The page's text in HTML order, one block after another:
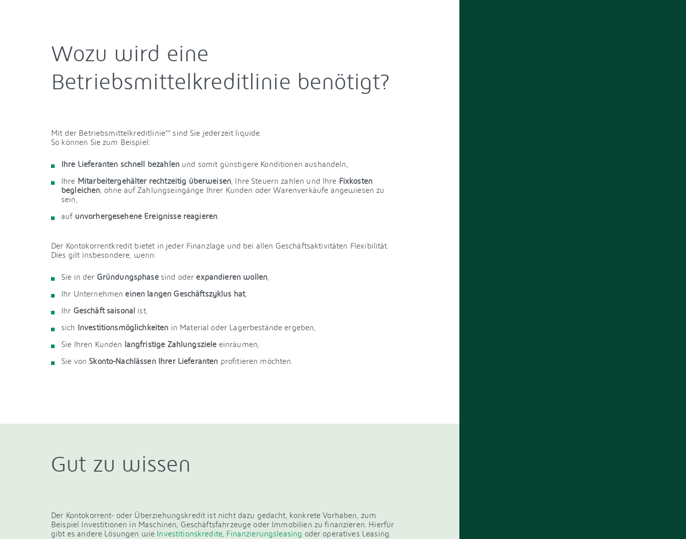
Wozu wird eine
Betriebsmittelkreditlinie benötigt?
Mit der Betriebsmittelkreditlinie** sind Sie jederzeit liquide.
So können Sie zum Beispiel:
Ihre Lieferanten schnell bezahlenund somit günstigere Konditionen aushandeln,
Ihre Mitarbeitergehälter rechtzeitig überweisen, Ihre Steuern zahlen und Ihre Fixkosten
begleichen, ohne auf Zahlungseingänge Ihrer Kunden oder Warenverkäufe angewiesen zu
sein,
auf unvorhergesehene Ereignisse reagieren.
Der Kontokorrentkredit bietet in jeder Finanzlage und bei allen Geschäftsaktivitäten Flexibilität.
Dies gilt insbesondere, wenn:
Sie in der Gründungsphasesind oderexpandieren wollen,
Ihr Unternehmeneinen langen Geschäftszyklus hat,
Ihr Geschäft saisonal ist,
sich Investitionsmöglichkeiten in Material oder Lagerbestände ergeben,
Sie Ihren Kunden langfristige Zahlungsziele einräumen,
Sie von Skonto-Nachlässen Ihrer Lieferanten profitieren möchten.
Gut zu wissen
Der Kontokorrent- oder Überziehungskredit ist nicht dazu gedacht, konkrete Vorhaben, zum
Beispiel Investitionen in Maschinen, Geschäftsfahrzeuge oder Immobilien zu finanzieren. Hierfür
gibt es andere Lösungen wie Investitionskredite, Finanzierungsleasing oder operatives Leasing.